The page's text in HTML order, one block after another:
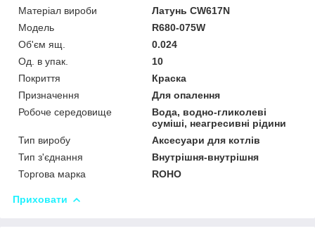
Матеріал вироби
Латунь CW617N
Мoдель
R680-075W
Об'єм ящ.
0.024
Од. в упак.
10
Покриття
Краска
Призначення
Для опалення
Робоче середовище
Вода, водно-гликолеві
суміші, неагресивні рідини
Тип виробу
Аксесуари для котлів
Тип з'єднання
Внутрішня-внутрішня
Торгова марка
ROHO
Приховати